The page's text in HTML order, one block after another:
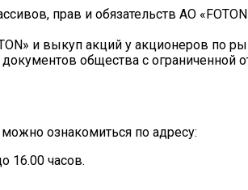
прав и обязательств АО
и выкуп акций у акционеров по
общества с ограниченной
ознакомиться по адресу:
16.00 часов.